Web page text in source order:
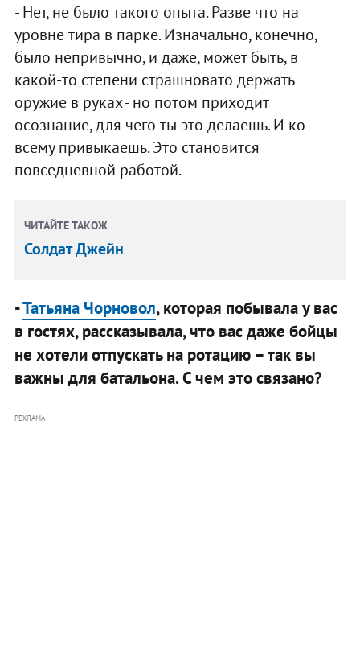
- Нет, не было такого опыта. Разве что на
уровне тира в парке. Изначально, конечно,
было непривычно, и даже, может быть, в
какой-то степени страшновато держать
оружие в руках - но потом приходит
осознание, для чего ты это делаешь. И ко
всему привыкаешь. Это становится
повседневной работой.
ЧИТАЙТЕ ТАКОЖ
Солдат Джейн
-Татьяна Чорновол, которая побывала у вас
в гостях, рассказывала, что вас даже бойцы
не хотели отпускать на ротацию – так вы
важны для батальона. С чем это связано?
РЕКЛАМА